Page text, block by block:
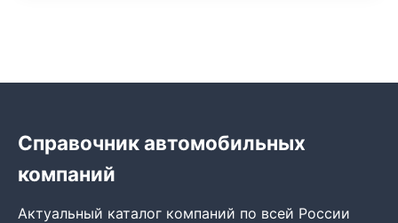
Справочник автомобильных
компаний
Актуальный каталог компаний по всей России